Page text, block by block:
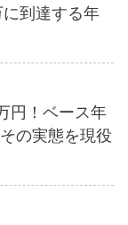
到達する年
円！ベース年
の実態を現役